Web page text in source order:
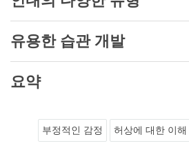
유용한 습관 개발
요약
부정적인 감정 허상에 대한 이해